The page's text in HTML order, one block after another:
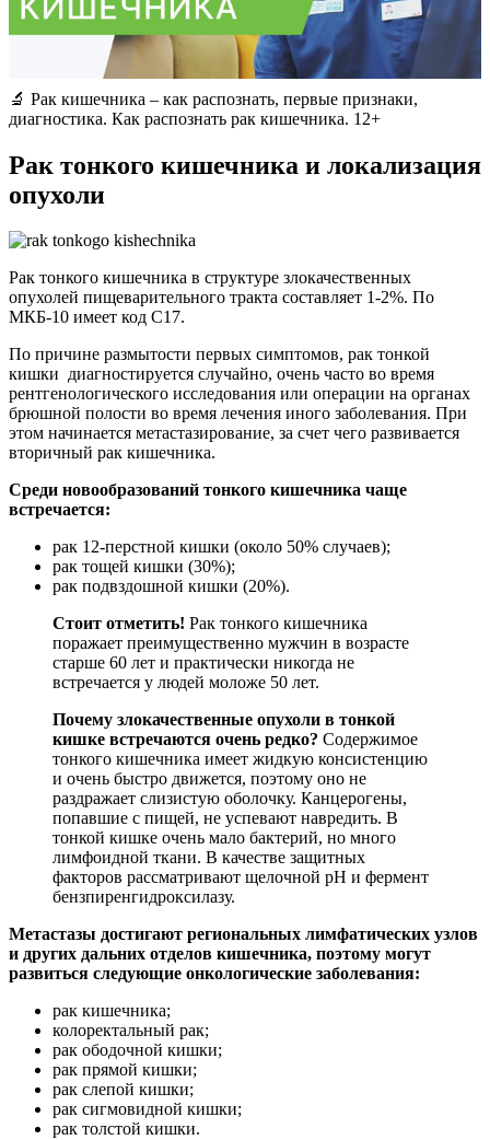
🔬 Рак кишечника – как распознать, первые признаки,
диагностика. Как распознать рак кишечника. 12+
Рак тонкого кишечника и локализация
опухоли
Рак тонкого кишечника в структуре злокачественных
опухолей пищеварительного тракта составляет 1-2%. По
МКБ-10 имеет код C17.
По причине размытости первых симптомов, рак тонкой
кишки диагностируется случайно, очень часто во время
рентгенологического исследования или операции на органах
брюшной полости во время лечения иного заболевания. При
этом начинается метастазирование, за счет чего развивается
вторичный рак кишечника.
Среди новообразований тонкого кишечника чаще
встречается:
рак 12-перстной кишки (около 50% случаев);
рак тощей кишки (30%);
рак подвздошной кишки (20%).
Стоит отметить! Рак тонкого кишечника
поражает преимущественно мужчин в возрасте
старше 60 лет и практически никогда не
встречается у людей моложе 50 лет.
Почему злокачественные опухоли в тонкой
кишке встречаются очень редко? Содержимое
тонкого кишечника имеет жидкую консистенцию
и очень быстро движется, поэтому оно не
раздражает слизистую оболочку. Канцерогены,
попавшие с пищей, не успевают навредить. В
тонкой кишке очень мало бактерий, но много
лимфоидной ткани. В качестве защитных
факторов рассматривают щелочной pH и фермент
бензпиренгидроксилазу.
Метастазы достигают региональных лимфатических узлов
и других дальних отделов кишечника, поэтому могут
развиться следующие онкологические заболевания:
рак кишечника;
колоректальный рак;
рак ободочной кишки;
рак прямой кишки;
рак слепой кишки;
рак сигмовидной кишки;
рак толстой кишки.